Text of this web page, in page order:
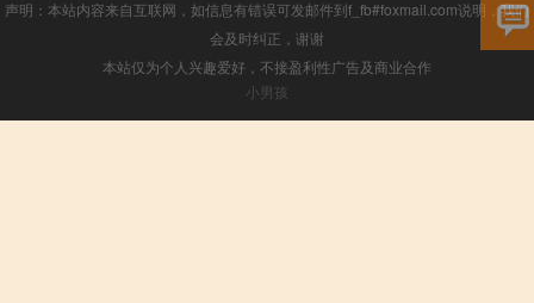
声明：本站内容来自互联网，如信息有错误可发邮件到f_fb#foxmail.com说明，我们
会及时纠正，谢谢
本站仅为个人兴趣爱好，不接盈利性广告及商业合作
小男孩